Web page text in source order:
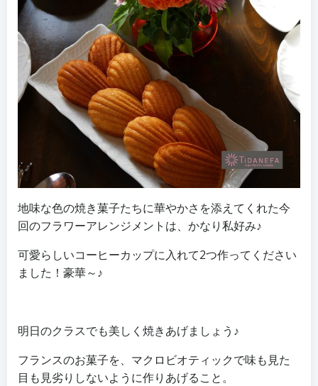
地味な色の焼き菓子たちに華やかさを添えてくれた今
回のフラワーアレンジメントは、かなり私好み♪
可愛らしいコーヒーカップに入れて2つ作ってください
ました！豪華～♪
明日のクラスでも美しく焼きあげましょう♪
フランスのお菓子を、マクロビオティックで味も見た
目も見劣りしないように作りあげること。